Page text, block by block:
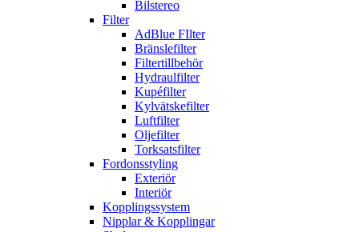
Bilstereo
Filter
AdBlue FIlter
Bränslefilter
Filtertillbehör
Hydraulfilter
Kupéfilter
Kylvätskefilter
Luftfilter
Oljefilter
Torksatsfilter
Fordonsstyling
Exteriör
Interiör
Kopplingssystem
Nipplar & Kopplingar